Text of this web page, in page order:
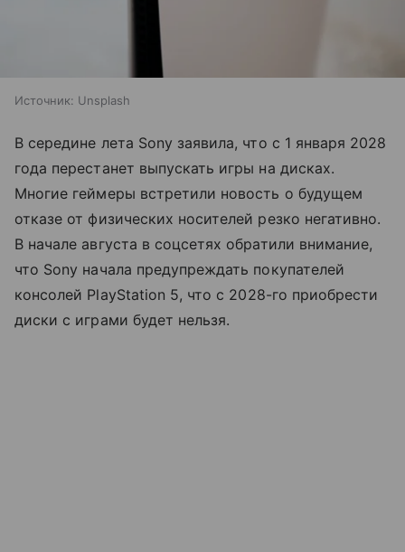
Источник: Unsplash
В середине лета Sony заявила, что с 1 января 2028
года перестанет выпускать игры на дисках.
Многие геймеры встретили новость о будущем
отказе от физических носителей резко негативно.
В начале августа в соцсетях обратили внимание,
что Sony начала предупреждать покупателей
консолей PlayStation 5, что с 2028-го приобрести
диски с играми будет нельзя.